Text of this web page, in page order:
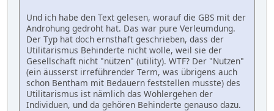
Und ich habe den Text gelesen, worauf die GBS mit der
Androhung gedroht hat. Das war pure Verleumdung.
Der Typ hat doch ernsthaft geschrieben, dass der
Utilitarismus Behinderte nicht wolle, weil sie der
Gesellschaft nicht "nützen" (utility). WTF? Der "Nutzen"
(ein äusserst irreführender Term, was übrigens auch
schon Bentham mit Bedauern feststellen musste) des
Utilitarismus ist nämlich das Wohlergehen der
Individuen, und da gehören Behinderte genauso dazu.